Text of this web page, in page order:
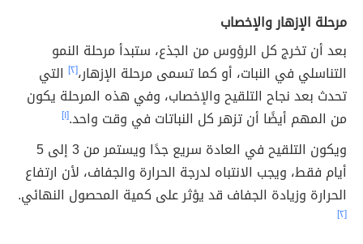
مرحلة الإزهار والإخصاب
بعد أن تخرج كل الرؤوس من الجذع، ستبدأ مرحلة النمو
التناسلي في النبات، أو كما تسمى مرحلة الإزهار،[٢]
التي
تحدث بعد نجاح التلقيح والإخصاب، وفي هذه المرحلة يكون
من المهم أيضًا أن تزهر كل النباتات في وقت واحد.[١]
ويكون التلقيح في العادة سريع جدًا ويستمر من 3 إلى 5
أيام فقط، ويجب الانتباه لدرجة الحرارة والجفاف، لأن ارتفاع
الحرارة وزيادة الجفاف قد يؤثر على كمية المحصول النهائي.
[٢]